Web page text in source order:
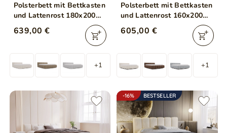
Polsterbett mit Bettkasten
und Lattenrost 180x200
Cloud Low Bouclé-Stoff
Braun
639,00 €
+1
Polsterbett mit Bettkasten
und Lattenrost 160x200
Cloud Low Beige
605,00 €
+1
-16% BESTSELLER